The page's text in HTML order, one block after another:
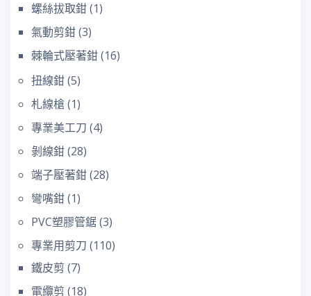
螺絲拔取鉗(1)
氣動剪鉗(3)
棘輪式壓著鉗(16)
扭線鉗(5)
札線槍 (1)
專業美工刀 (4)
剝線鉗(28)
端子壓著鉗(28)
彎嘴鉗(1)
PVC塑膠管鋸(3)
專業用剪刀 (110)
鐵皮剪 (7)
電纜剪 (18)